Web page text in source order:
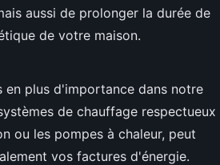
aussi de prolonger la durée de
de votre maison.
en plus d'importance dans notre
de chauffage respectueux
ou les pompes à chaleur, peut
vos factures d'énergie.